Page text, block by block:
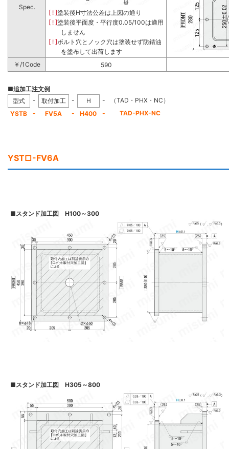
Spec.
[ ! ]塗装後H寸法公差は上図の通り
[ ! ]塗装後平面度・平行度0.05/100は適用
しません
[ ! ]ボルト穴とノック穴は塗装せず防錆油
を塗布して出荷します
￥/1Code 590
■追加工注文例
型式
- 取付加工 - H -
（TAD・PHX・NC）
YSTB
- FV5A - H400 - TAD-PHX-NC
YST□-FV6A
■スタンド加工図 H100～300
■スタンド加工図 H305～800